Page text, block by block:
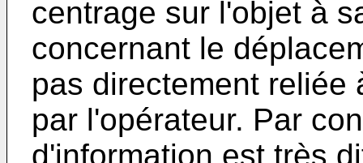
centrage sur l'objet à
concernant le
pas directement reliée
par l'opérateur. Par
d'information est très